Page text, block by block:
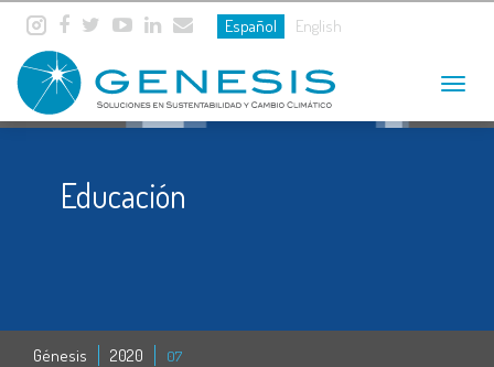
Español English
Toggle
Educación
Génesis 2020
07